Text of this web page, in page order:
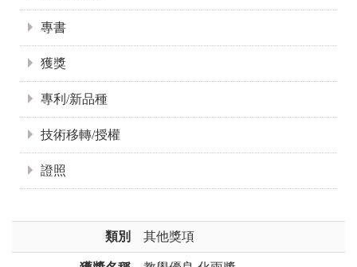
專書
獲獎
專利/新品種
技術移轉/授權
證照
類別 其他獎項